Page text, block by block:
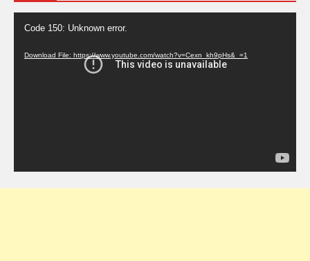
Video
Player
Code 150: Unknown error.
Download File: https://www.youtube.com/watch?v=Cexn_kh9pHs&_=1